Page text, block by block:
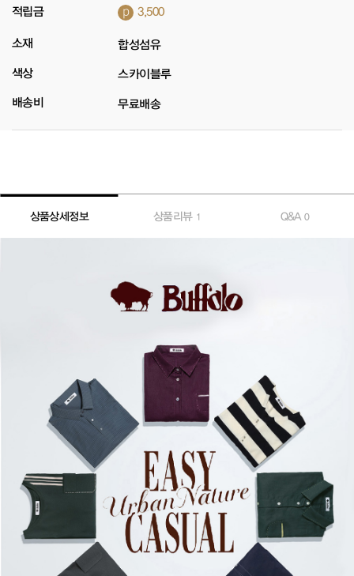
적립금 p 3,500
소재 합성섬유
색상 스카이블루
배송비 무료배송
상품상세정보 상품리뷰 1 Q&A0